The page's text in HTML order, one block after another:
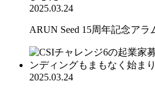
2025.03.24
ARUN Seed 15周年記念ア
2025.03.24